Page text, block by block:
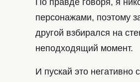
По правде говоря, я
персонажами, поэтому
другой взбирался на
неподходящий момент.
И пускай это негативно